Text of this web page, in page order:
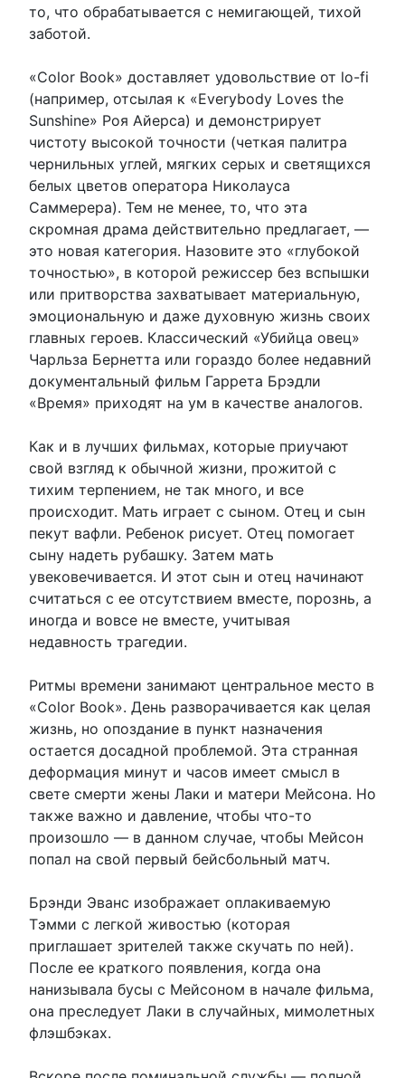
то, что обрабатывается с немигающей, тихой
заботой.
«Color Book» доставляет удовольствие от lo-fi
(например, отсылая к «Everybody Loves the
Sunshine» Роя Айерса) и демонстрирует
чистоту высокой точности (четкая палитра
чернильных углей, мягких серых и светящихся
белых цветов оператора Николауса
Саммерера). Тем не менее, то, что эта
скромная драма действительно предлагает, —
это новая категория. Назовите это «глубокой
точностью», в которой режиссер без вспышки
или притворства захватывает материальную,
эмоциональную и даже духовную жизнь своих
главных героев. Классический «Убийца овец»
Чарльза Бернетта или гораздо более недавний
документальный фильм Гаррета Брэдли
«Время» приходят на ум в качестве аналогов.
Как и в лучших фильмах, которые приучают
свой взгляд к обычной жизни, прожитой с
тихим терпением, не так много, и все
происходит. Мать играет с сыном. Отец и сын
пекут вафли. Ребенок рисует. Отец помогает
сыну надеть рубашку. Затем мать
увековечивается. И этот сын и отец начинают
считаться с ее отсутствием вместе, порознь, а
иногда и вовсе не вместе, учитывая
недавность трагедии.
Ритмы времени занимают центральное место в
«Color Book». День разворачивается как целая
жизнь, но опоздание в пункт назначения
остается досадной проблемой. Эта странная
деформация минут и часов имеет смысл в
свете смерти жены Лаки и матери Мейсона. Но
также важно и давление, чтобы что-то
произошло — в данном случае, чтобы Мейсон
попал на свой первый бейсбольный матч.
Брэнди Эванс изображает оплакиваемую
Тэмми с легкой живостью (которая
приглашает зрителей также скучать по ней).
После ее краткого появления, когда она
нанизывала бусы с Мейсоном в начале фильма,
она преследует Лаки в случайных, мимолетных
флэшбэках.